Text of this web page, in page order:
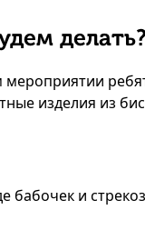
делать?
изделия из
бабочек и